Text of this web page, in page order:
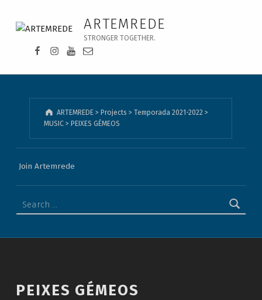
PEIXES GÉMEOS - ARTEMREDE
ARTEMREDE
STRONGER TOGETHER.
Facebook da Artemrede
Instagram da Artemrede
Youtube da Artemrede
Email para artemrede@artemrede.pt
ARTEMREDE> Projects > Temporada 2021-2022>
MUSIC >PEIXES GÉMEOS
Join Artemrede
Introduction
PEIXES GÉMEOS